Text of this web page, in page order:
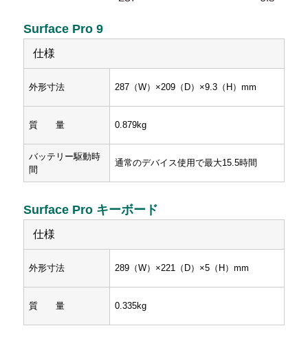
Surface Pro 9
仕様
外形寸法 287（W）×209（D）×9.3（H）mm
質 量 0.879kg
バッテリー駆動時
間
通常のデバイス使用で最大15.5時間
Surface Pro キーボード
仕様
外形寸法 289（W）×221（D）×5（H）mm
質 量 0.335kg